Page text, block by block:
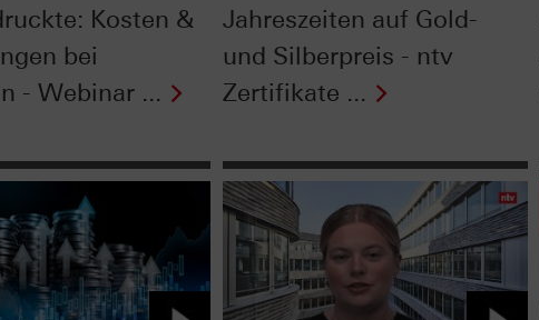
Kosten &
bei
- Webinar ...
Jahreszeiten auf Gold-
und Silberpreis - ntv
Zertifikate ...